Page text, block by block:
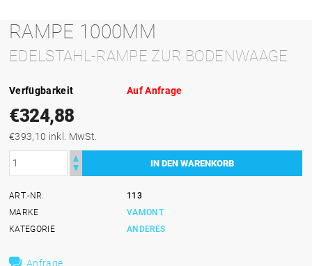
RAMPE 1000MM
EDELSTAHL-RAMPE ZUR BODENWAAGE
Verfügbarkeit Auf Anfrage
€324,88
€393,10 inkl. MwSt.
ART.-NR.
113
MARKE
VAMONT
KATEGORIE
ANDERES
Anfrage